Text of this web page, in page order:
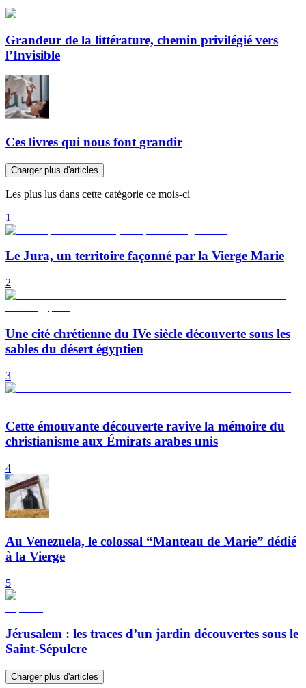
Grandeur de la littérature, chemin privilégié vers
l’Invisible
Ces livres qui nous font grandir
Charger plus d'articles
Les plus lus dans cette catégorie ce mois-ci
1
Le Jura, un territoire façonné par la Vierge Marie
2
Une cité chrétienne du IVe siècle découverte sous les
sables du désert égyptien
3
Cette émouvante découverte ravive la mémoire du
christianisme aux Émirats arabes unis
4
Au Venezuela, le colossal “Manteau de Marie” dédié
à la Vierge
5
Jérusalem : les traces d’un jardin découvertes sous le
Saint-Sépulcre
Charger plus d'articles